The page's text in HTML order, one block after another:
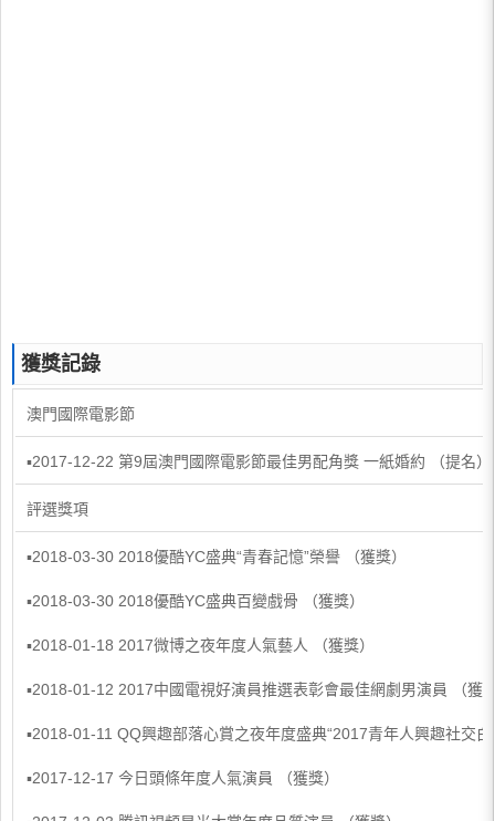
獲獎記錄
澳門國際電影節
▪2017-12-22 第9屆澳門國際電影節最佳男配角獎 一紙婚約 （提名）
評選獎項
▪2018-03-30 2018優酷YC盛典“青春記憶”榮譽 （獲獎）
▪2018-03-30 2018優酷YC盛典百變戲骨 （獲獎）
▪2018-01-18 2017微博之夜年度人氣藝人 （獲獎）
▪2018-01-12 2017中國電視好演員推選表彰會最佳網劇男演員 （獲
▪2018-01-11 QQ興趣部落心賞之夜年度盛典“2017青年人興趣社交
▪2017-12-17 今日頭條年度人氣演員 （獲獎）